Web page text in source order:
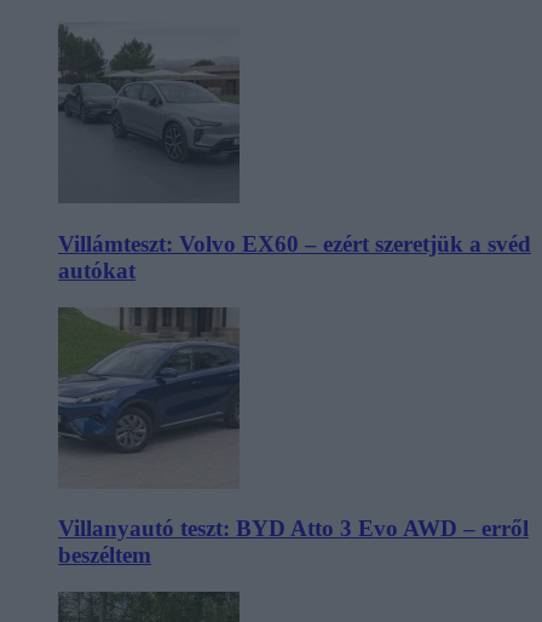
Villámteszt: Volvo EX60 – ezért szeretjük a svéd
autókat
Villanyautó teszt: BYD Atto 3 Evo AWD – erről
beszéltem